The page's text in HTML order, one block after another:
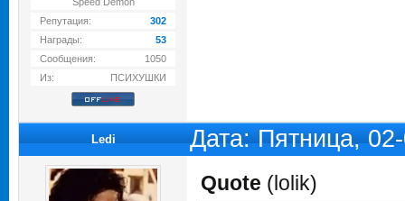
Репутация:
302
Награды:
53
Сообщения:
1050
Из:
ПСИХУШКИ
Ledi Дата: Пятница,
Quote (lolik)